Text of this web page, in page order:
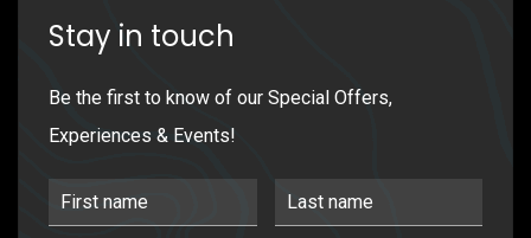
Stay in touch
Be the first to know of our Special Offers,
Experiences & Events!
First Name Last Name